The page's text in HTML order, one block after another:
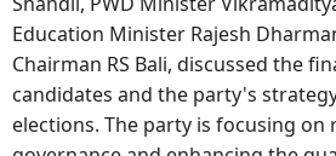
Education Minister Rajesh
Chairman RS Bali, discussed the
candidates and the party's
elections. The party is focusing